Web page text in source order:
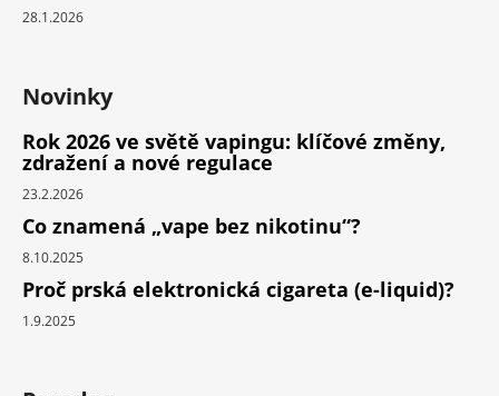
28.1.2026
Novinky
Rok 2026 ve světě vapingu: klíčové změny,
zdražení a nové regulace
23.2.2026
Co znamená „vape bez nikotinu“?
8.10.2025
Proč prská elektronická cigareta (e-liquid)?
1.9.2025